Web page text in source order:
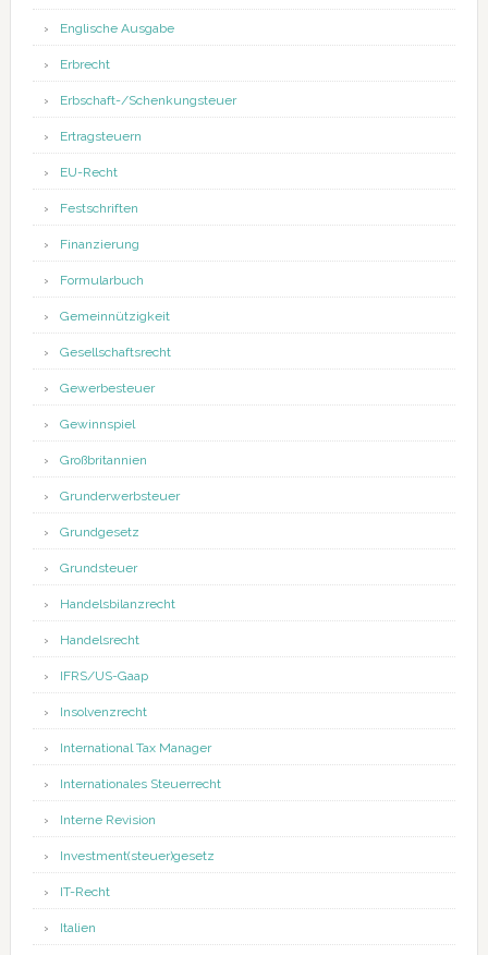
Englische Ausgabe
Erbrecht
Erbschaft-/Schenkungsteuer
Ertragsteuern
EU-Recht
Festschriften
Finanzierung
Formularbuch
Gemeinnützigkeit
Gesellschaftsrecht
Gewerbesteuer
Gewinnspiel
Großbritannien
Grunderwerbsteuer
Grundgesetz
Grundsteuer
Handelsbilanzrecht
Handelsrecht
IFRS/US-Gaap
Insolvenzrecht
International Tax Manager
Internationales Steuerrecht
Interne Revision
Investment(steuer)gesetz
IT-Recht
Italien